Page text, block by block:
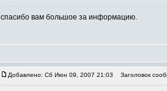
спасибо вам большое за информацию.
Добавлено: Сб Июн 09, 2007 21:03 Заголовок